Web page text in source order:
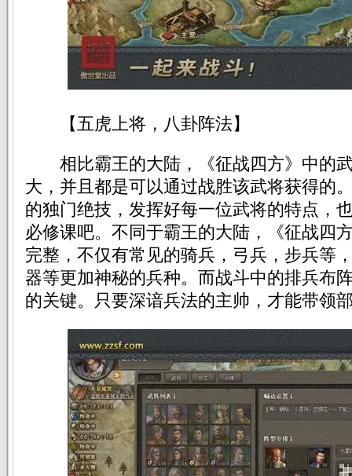
【五虎上将，八卦阵法】
相比霸王的大陆，《征战四方》中的
大，并且都是可以通过战胜该武将获得的
的独门绝技，发挥好每一位武将的特点，
必修课吧。不同于霸王的大陆，《征战四
完整，不仅有常见的骑兵，弓兵，步兵等
器等更加神秘的兵种。而战斗中的排兵布
的关键。只要深谙兵法的主帅，才能带领